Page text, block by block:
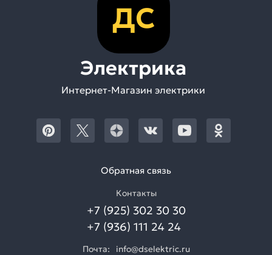
ДС
Электрика
Интернет-Магазин электрики
Обратная связь
Контакты
+7 (925) 302 30 30
+7 (936) 111 24 24
Почта:
info@dselektric.ru